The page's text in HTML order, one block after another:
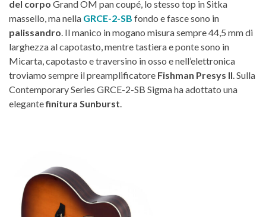
del corpo Grand OM pan coupé, lo stesso top in Sitka
massello, ma nella GRCE-2-SB fondo e fasce sono in
palissandro . Il manico in mogano misura sempre 44,5 mm di
larghezza al capotasto, mentre tastiera e ponte sono in
Micarta, capotasto e traversino in osso e nell’elettronica
troviamo sempre il preamplificatore Fishman Presys II . Sulla
Contemporary Series GRCE-2-SB Sigma ha adottato una
elegantefinitura Sunburst